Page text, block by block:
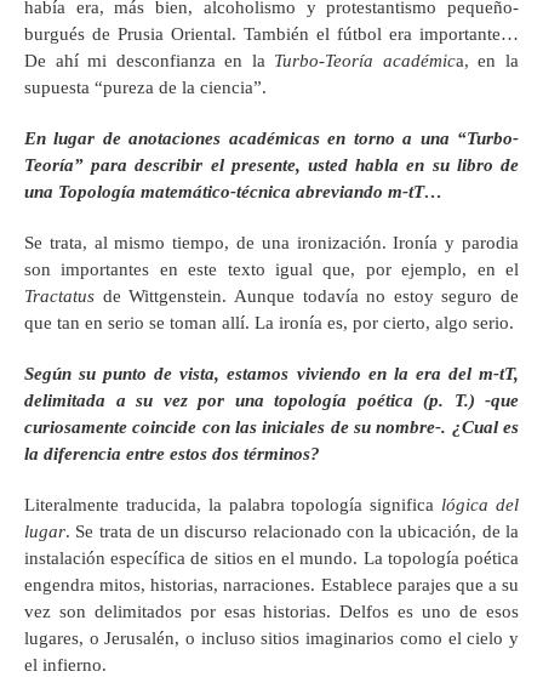
había era, más bien, alcoholismo y protestantismo pequeño-
burgués de Prusia Oriental. También el fútbol era importante…
De ahí mi desconfianza en la Turbo-Teoría académica, en la
supuesta “pureza de la ciencia”.
En lugar de anotaciones académicas en torno a una “Turbo-
Teoría” para describir el presente, usted habla en su libro de
una Topología matemático-técnica abreviando m-tT…
Se trata, al mismo tiempo, de una ironización. Ironía y parodia
son importantes en este texto igual que, por ejemplo, en el
Tractatus de Wittgenstein. Aunque todavía no estoy seguro de
que tan en serio se toman allí. La ironía es, por cierto, algo serio.
Según su punto de vista, estamos viviendo en la era del m-tT,
delimitada a su vez por una topología poética (p. T.) -que
curiosamente coincide con las iniciales de su nombre-. ¿Cual es
la diferencia entre estos dos términos?
Literalmente traducida, la palabra topología significa lógica del
lugar. Se trata de un discurso relacionado con la ubicación, de la
instalación específica de sitios en el mundo. La topología poética
engendra mitos, historias, narraciones. Establece parajes que a su
vez son delimitados por esas historias. Delfos es uno de esos
lugares, o Jerusalén, o incluso sitios imaginarios como el cielo y
el infierno.